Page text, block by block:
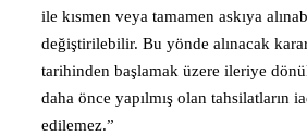
ile kısmen veya tamamen askıya
değiştirilebilir. Bu yönde alınacak
tarihinden başlamak üzere ileriye
daha önce yapılmış olan tahsilatların
edilemez.”